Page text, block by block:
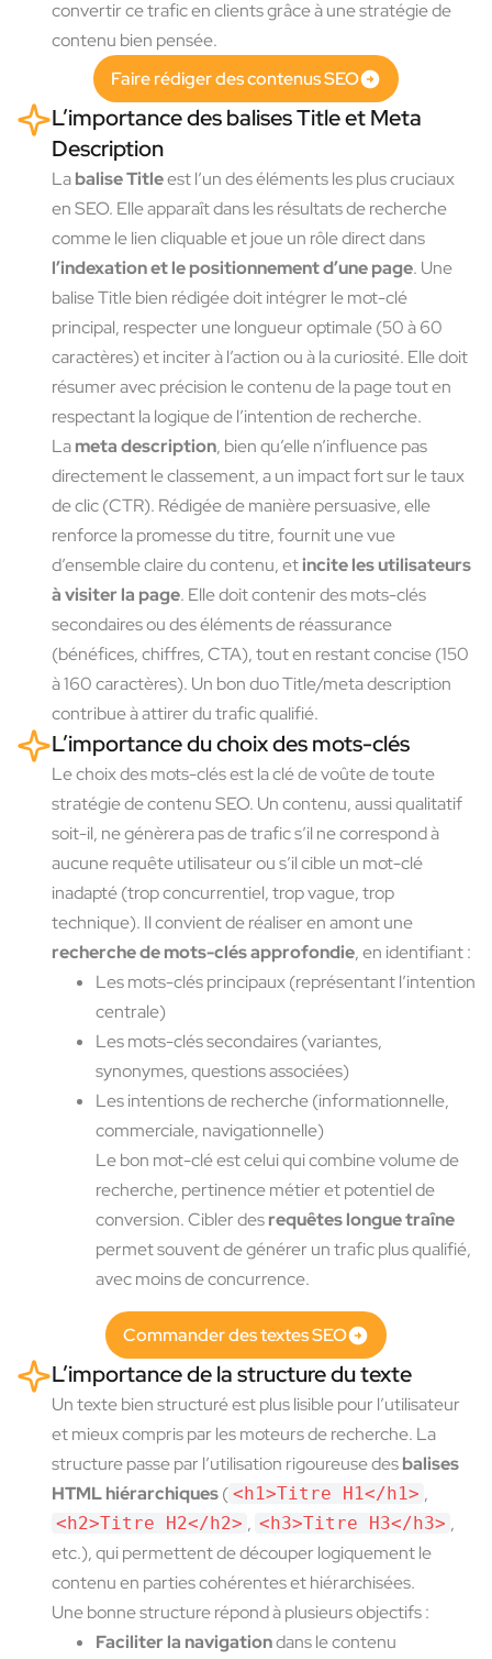
convertir ce trafic en clients grâce à une stratégie de
contenu bien pensée.
Faire rédiger des contenus SEO
L’importance des balises Title et Meta
Description
Labalise Titleest l’un des éléments les plus cruciaux
en SEO. Elle apparaît dans les résultats de recherche
comme le lien cliquable et joue un rôle direct dans
l’indexation et le positionnement d’une page. Une
balise Title bien rédigée doit intégrer le mot-clé
principal, respecter une longueur optimale (50 à 60
caractères) et inciter à l’action ou à la curiosité. Elle doit
résumer avec précision le contenu de la page tout en
respectant la logique de l’intention de recherche.
Lameta description, bien qu’elle n’influence pas
directement le classement, a un impact fort sur le taux
de clic (CTR). Rédigée de manière persuasive, elle
renforce la promesse du titre, fournit une vue
d’ensemble claire du contenu, etincite les utilisateurs
à visiter la page. Elle doit contenir des mots-clés
secondaires ou des éléments de réassurance
(bénéfices, chiffres, CTA), tout en restant concise (150
à 160 caractères). Un bon duo Title/meta description
contribue à attirer du trafic qualifié.
L’importance du choix des mots-clés
Le choix des mots-clés est la clé de voûte de toute
stratégie de contenu SEO. Un contenu, aussi qualitatif
soit-il, ne génèrera pas de trafic s’il ne correspond à
aucune requête utilisateur ou s’il cible un mot-clé
inadapté (trop concurrentiel, trop vague, trop
technique). Il convient de réaliser en amont une
recherche de mots-clés approfondie, en identifiant :
Les mots-clés principaux (représentant l’intention
centrale)
Les mots-clés secondaires (variantes,
synonymes, questions associées)
Les intentions de recherche (informationnelle,
commerciale, navigationnelle)
Le bon mot-clé est celui qui combine volume de
recherche, pertinence métier et potentiel de
conversion. Cibler desrequêtes longue traîne
permet souvent de générer un trafic plus qualifié,
avec moins de concurrence.
Commander des textes SEO
L’importance de la structure du texte
Un texte bien structuré est plus lisible pour l’utilisateur
et mieux compris par les moteurs de recherche. La
structure passe par l’utilisation rigoureuse desbalises
HTML hiérarchiques( <h1>Titre H1</h1> ,
<h2>Titre H2</h2> , <h3>Titre H3</h3> ,
etc.), qui permettent de découper logiquement le
contenu en parties cohérentes et hiérarchisées.
Une bonne structure répond à plusieurs objectifs :
Faciliter la navigationdans le contenu